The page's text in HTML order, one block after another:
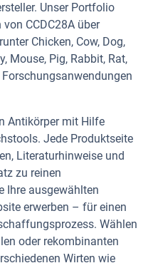
Unser Portfolio
CCDC28A über
Chicken, Cow, Dog,
Mouse, Pig, Rabbit, Rat,
Antikörper mit Hilfe
Jede Produktseite
Literaturhinweise und
zu reinen
Ihre ausgewählten
erwerben – für einen
Wählen
oder rekombinanten
Wirten wie